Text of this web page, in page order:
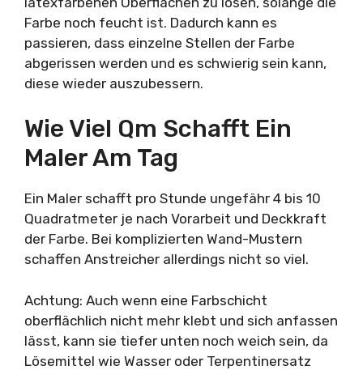
Farbe noch feucht ist. Dadurch kann es
passieren, dass einzelne Stellen der Farbe
abgerissen werden und es schwierig sein kann,
diese wieder auszubessern.
Wie Viel Qm Schafft Ein
Maler Am Tag
Ein Maler schafft pro Stunde ungefähr 4 bis 10
Quadratmeter je nach Vorarbeit und Deckkraft
der Farbe. Bei komplizierten Wand-Mustern
schaffen Anstreicher allerdings nicht so viel.
Achtung: Auch wenn eine Farbschicht
oberflächlich nicht mehr klebt und sich anfassen
lässt, kann sie tiefer unten noch weich sein, da
Lösemittel wie Wasser oder Terpentinersatz